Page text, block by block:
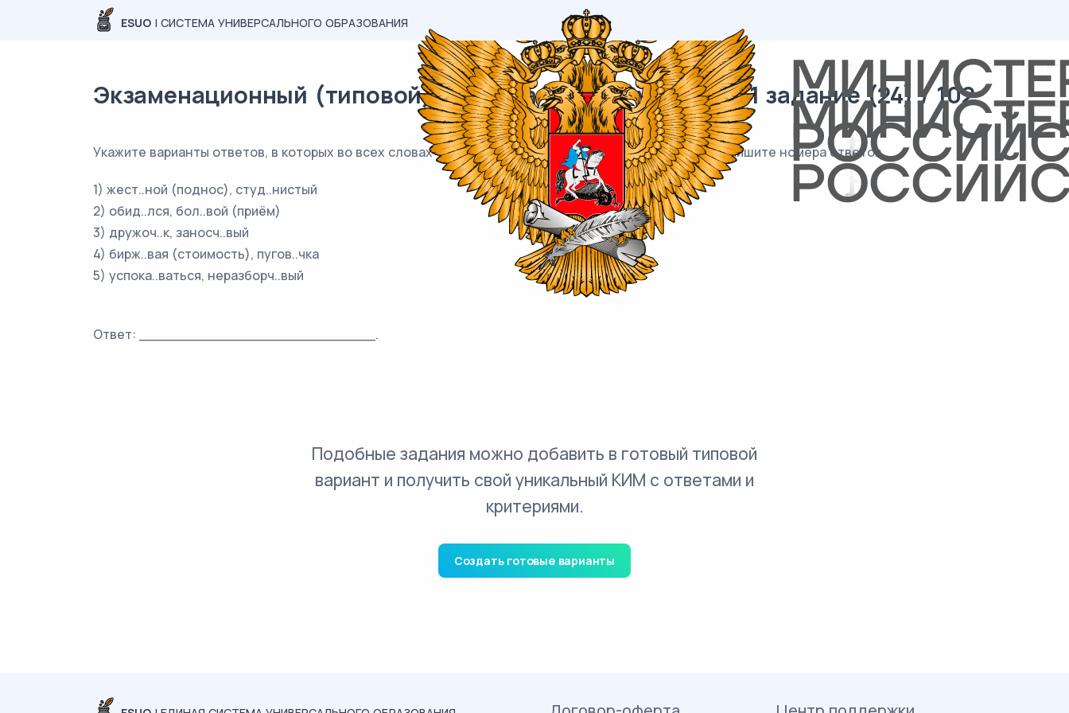
ESUO | СИСТЕМА УНИВЕРСАЛЬНОГО ОБРАЗОВАНИЯ
Экзаменационный (типовой) материал ЕГЭ / Русский / 11 задание (24) / 102
Укажите варианты ответов, в которых во всех словах одного ряда пропущена одна и та же буква Запишите номера ответов.
1) жест..ной (поднос), студ..нистый
2) обид..лся, бол..вой (приём)
3) дружоч..к, заносч..вый
4) бирж..вая (стоимость), пугов..чка
5) успока..ваться, неразборч..вый
Ответ: ___________________________.
Подобные задания можно добавить в готовый типовой
вариант и получить свой уникальный КИМ с ответами и
критериями.
Создать готовые варианты